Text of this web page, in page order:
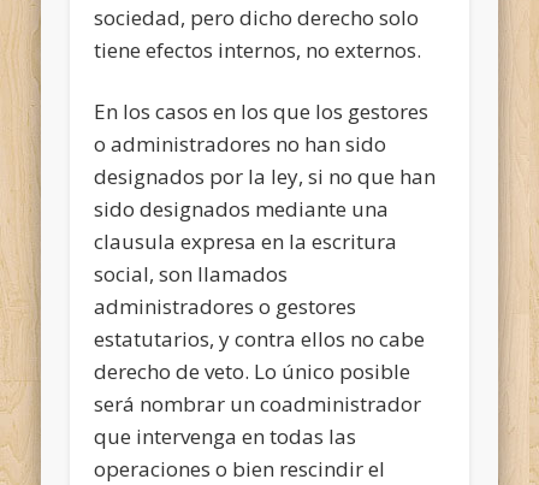
sociedad, pero dicho derecho solo
tiene efectos internos, no externos.
En los casos en los que los gestores
o administradores no han sido
designados por la ley, si no que han
sido designados mediante una
clausula expresa en la escritura
social, son llamados
administradores o gestores
estatutarios, y contra ellos no cabe
derecho de veto. Lo único posible
será nombrar un coadministrador
que intervenga en todas las
operaciones o bien rescindir el